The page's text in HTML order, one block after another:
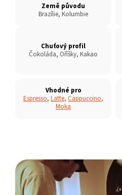
Země původu
Brazílie, Kolumbie
Chuťový profil
Čokoláda, Oříšky, Kakao
Vhodné pro
Espresso, Latte, Cappuccino,
Moka